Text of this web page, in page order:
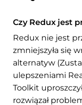
Czy Redux jest
Redux nie jest
zmniejszyła się
alternatyw
ulepszeniami
Toolkit
rozwiązał